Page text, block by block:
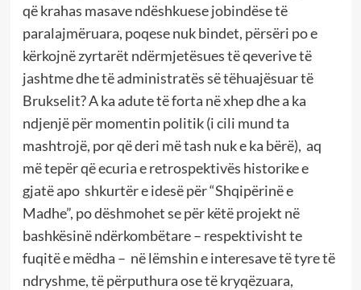
që krahas masave ndëshkuese jobindëse të
paralajmëruara, poqese nuk bindet, përsëri po e
kërkojnë zyrtarët ndërmjetësues të qeverive të
jashtme dhe të administratës së tëhuajësuar të
Brukselit? A ka adute të forta në xhep dhe a ka
ndjenjë për momentin politik (i cili mund ta
mashtrojë, por që deri më tash nuk e ka bërë), aq
më tepër që ecuria e retrospektivës historike e
gjatë apo shkurtër e idesë për “Shqipërinë e
Madhe”, po dëshmohet se për këtë projekt në
bashkësinë ndërkombëtare – respektivisht te
fuqitë e mëdha – në lëmshin e interesave të tyre të
ndryshme, të përputhura ose të kryqëzuara,